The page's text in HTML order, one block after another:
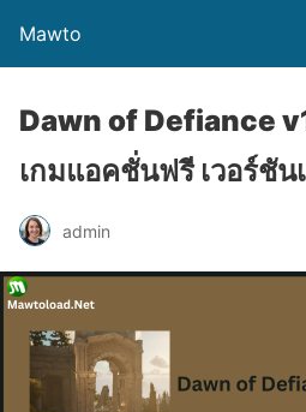
Mawto
Dawn of Defiance
เกมแอคชั่นฟรี เวอร์ชัน
admin